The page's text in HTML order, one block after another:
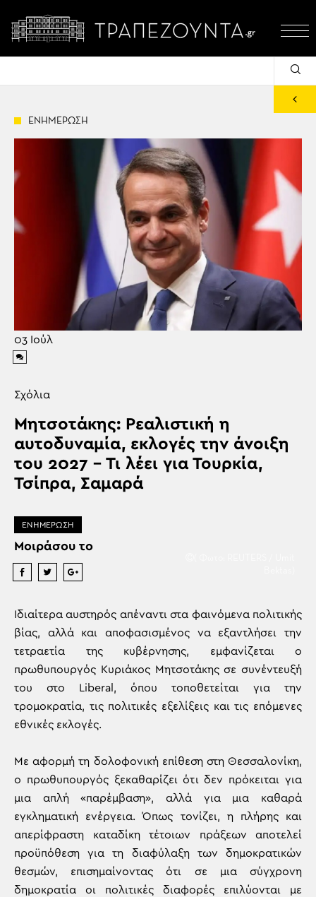
ΕΝΗΜΕΡΩΣΗ
03 Ιούλ
Σχόλια
Μητσοτάκης: Ρεαλιστική η
αυτοδυναμία, εκλογές την άνοιξη
του 2027 – Τι λέει για Τουρκία,
Τσίπρα, Σαμαρά
ΕΝΗΜΕΡΩΣΗ
Μοιράσου το
Ιδιαίτερα αυστηρός απέναντι στα φαινόμενα πολιτικής
βίας, αλλά και αποφασισμένος να εξαντλήσει την
τετραετία της κυβέρνησης, εμφανίζεται ο
πρωθυπουργός Κυριάκος Μητσοτάκης σε συνέντευξή
του στο Liberal, όπου τοποθετείται για την
τρομοκρατία, τις πολιτικές εξελίξεις και τις επόμενες
εθνικές εκλογές.
Με αφορμή τη δολοφονική επίθεση στη Θεσσαλονίκη,
ο πρωθυπουργός ξεκαθαρίζει ότι δεν πρόκειται για
μια απλή «παρέμβαση», αλλά για μια καθαρά
εγκληματική ενέργεια. Όπως τονίζει, η πλήρης και
απερίφραστη καταδίκη τέτοιων πράξεων αποτελεί
προϋπόθεση για τη διαφύλαξη των δημοκρατικών
θεσμών, επισημαίνοντας ότι σε μια σύγχρονη
δημοκρατία οι πολιτικές διαφορές επιλύονται με